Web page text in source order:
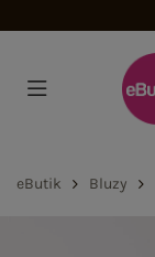
eButik Bluzy